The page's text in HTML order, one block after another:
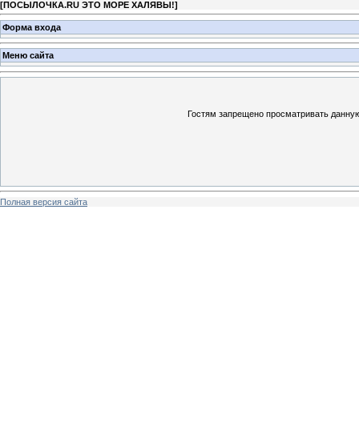
[ПОСЫЛОЧКА.RU ЭТО МОРЕ ХАЛЯВЫ!]
Форма входа
Меню сайта
Гостям запрещено просматривать
Полная версия сайта